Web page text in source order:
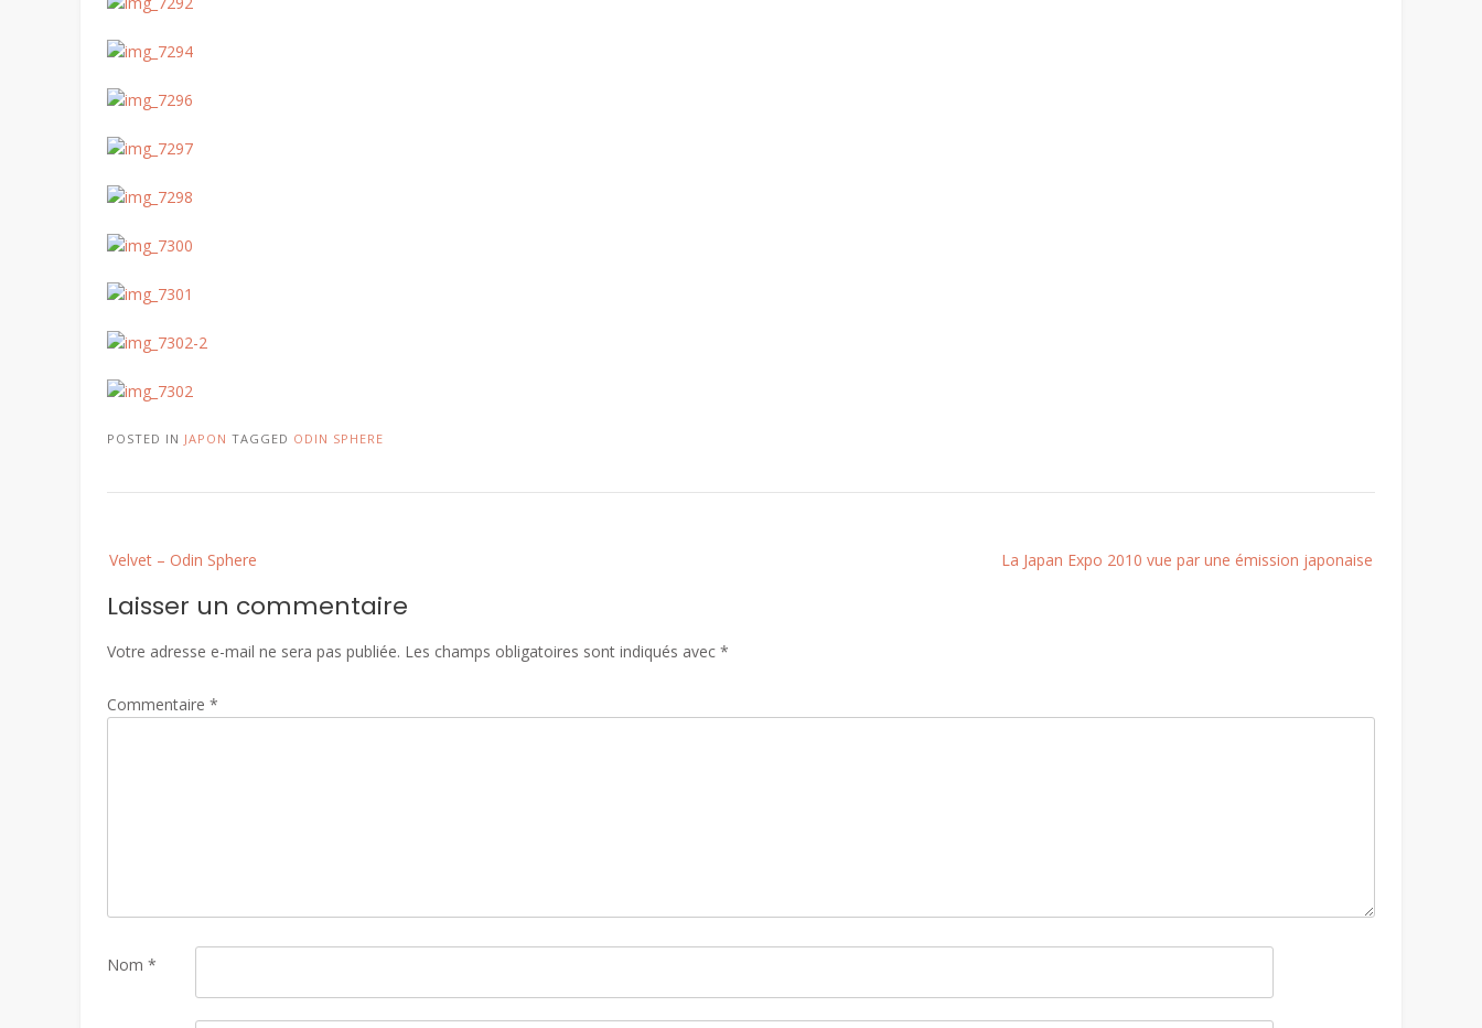
POSTED IN JAPON TAGGED ODIN SPHERE
navigation
Velvet – Odin Sphere La Japan Expo 2010 vue par une émission japonaise
Laisser un commentaire
Votre adresse e-mail ne sera pas publiée. Les champs obligatoires sont indiqués avec *
Commentaire *
Nom *